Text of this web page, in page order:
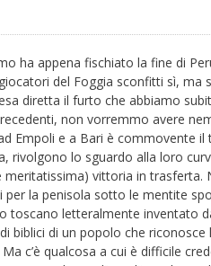
ha appena fischiato la fine di
del Foggia sconfitti sì, ma
diretta il furto che abbiamo
non vorremmo avere
Empoli e a Bari è commovente
rivolgono lo sguardo alla loro
meritatissima) vittoria in
per la penisola sotto le mentite
toscano letteralmente inventato
biblici di un popolo che
c’è qualcosa a cui è difficile